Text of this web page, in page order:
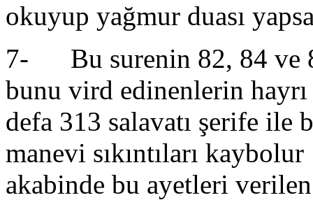
okuyup yağmur duası
7- Bu surenin 82, 84 ve
bunu vird edinenlerin
defa 313 salavatı şerife ile
manevi sıkıntıları
akabinde bu ayetleri